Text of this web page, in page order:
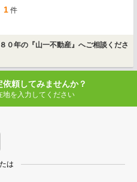
1 件
０年の『山一不動産』へご相談くださ
頼してみませんか？
地を入力してください
は